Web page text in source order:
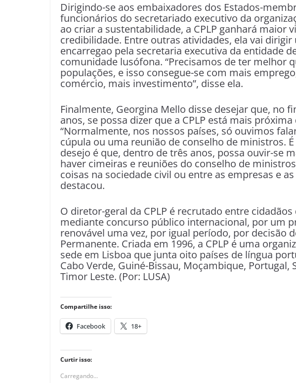
Dirigindo-se aos embaixadores dos Estados-
funcionários do secretariado executivo da
ao criar a sustentabilidade, a CPLP ganhará maior
credibilidade. Entre outras atividades, ela vai
encarregao pela secretaria executiva da entidade
comunidade lusófona. “Precisamos de ter melhor
populações, e isso consegue-se com mais
comércio, mais investimento”, disse ela.
Finalmente, Georgina Mello disse desejar que, no
anos, se possa dizer que a CPLP está mais
“Normalmente, nos nossos países, só ouvimos
cúpula ou uma reunião de conselho de ministros.
desejo é que, dentro de três anos, possa ouvir-se
haver cimeiras e reuniões do conselho de
coisas na sociedade civil ou entre as empresas e
destacou.
O diretor-geral da CPLP é recrutado entre
mediante concurso público internacional, por um
renovável uma vez, por igual período, por decisão
Permanente. Criada em 1996, a CPLP é uma
sede em Lisboa que junta oito países de língua
Cabo Verde, Guiné-Bissau, Moçambique, Portugal,
Timor Leste. (Por: LUSA)
Compartilhe isso:
Facebook 18+
Curtir isso:
Carregando...